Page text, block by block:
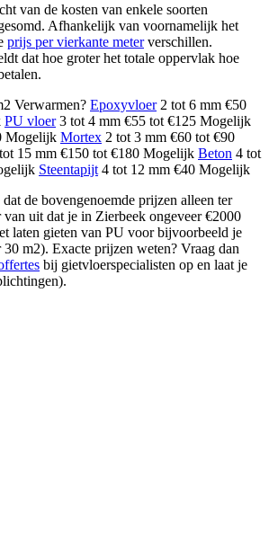
van de kosten van enkele soorten
Afhankelijk van voornamelijk het
prijs per vierkante meterverschillen.
dat hoe groter het totale oppervlak hoe
Verwarmen? Epoxyvloer2 tot 6 mm €50
PU vloer3 tot 4 mm €55 tot €125 Mogelijk
Mogelijk Mortex 2 tot 3 mm €60 tot €90
15 mm €150 tot €180 Mogelijk Beton 4 tot
Steentapijt4 tot 12 mm €40 Mogelijk
de bovengenoemde prijzen alleen ter
uit dat je in Zierbeek ongeveer €2000
laten gieten van PU voor bijvoorbeeld je
m2). Exacte prijzen weten? Vraag dan
bij gietvloerspecialisten op en laat je